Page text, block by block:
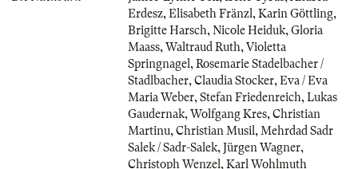
Erdesz, Elisabeth Fränzl , Karin Göttling,
Brigitte Harsch, Nicole Heiduk, Gloria
Maass, Waltraud Ruth, Violetta
Springnagel , Rosemarie Stadelbacher /
Stadlbacher, Claudia Stocker, Eva / Eva
Maria Weber, Stefan Friedenreich, Lukas
Gaudernak, Wolfgang Kres, Christian
Martinu, Christian Musil , Mehrdad Sadr
Salek / Sadr-Salek, Jürgen Wagner,
Christoph Wenzel , Karl Wohlmuth